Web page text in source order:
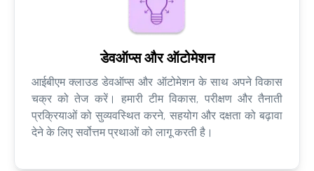
डेवऑप्स और ऑटोमेशन
आईबीएम क्लाउड डेवऑप्स और ऑटोमेशन के साथ अपने विकास
चक्र को तेज करें। हमारी टीम विकास, परीक्षण और तैनाती
प्रक्रियाओं को सुव्यवस्थित करने, सहयोग और दक्षता को बढ़ावा
देने के लिए सर्वोत्तम प्रथाओं को लागू करती है।